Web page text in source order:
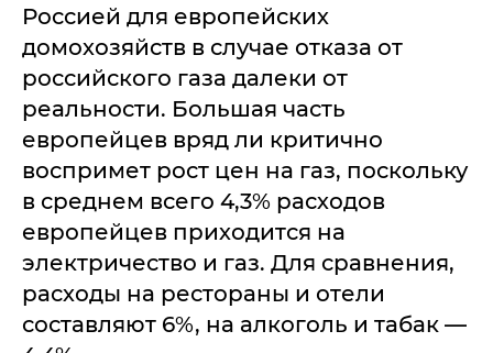
Россией для европейских
домохозяйств в случае отказа от
российского газа далеки от
реальности. Большая часть
европейцев вряд ли критично
воспримет рост цен на газ, поскольку
в среднем всего 4,3% расходов
европейцев приходится на
электричество и газ. Для сравнения,
расходы на рестораны и отели
составляют 6%, на алкоголь и табак —